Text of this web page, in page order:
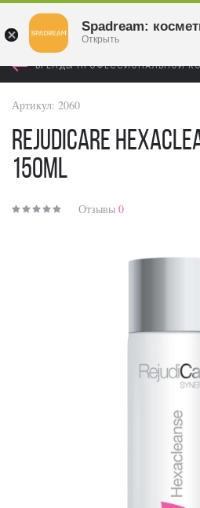
БРЕНДЫ ПРОФЕССИОНАЛЬНОЙ
Артикул: 2060
RejudiCare
150ml
Отзывы 0
Spadream:
Открыть